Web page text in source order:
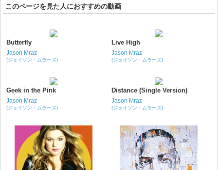
このページを見た人におすすめの動画
Butterfly
Jason Mraz
(ジェイソン・ムラーズ)
Live High
Jason Mraz
(ジェイソン・ムラーズ)
Geek in the Pink
Jason Mraz
(ジェイソン・ムラーズ)
Distance (Single Version)
Jason Mraz
(ジェイソン・ムラーズ)